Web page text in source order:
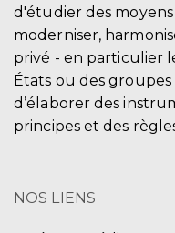
d'étudier des
moderniser,
privé - en particulier
États ou des
d’élaborer des
principes et des
NOS LIENS